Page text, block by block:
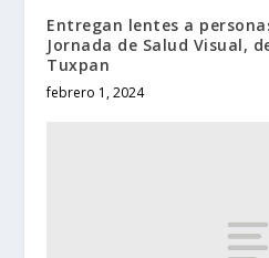
Entregan lentes a
Jornada de Salud Visual,
Tuxpan
febrero 1, 2024